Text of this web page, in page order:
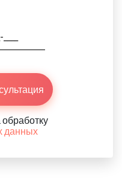
данных